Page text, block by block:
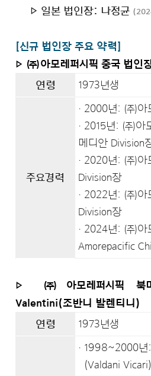
▷ 일본 법인장: 나정균
[신규 법인장 주요 약력]
▷ ㈜아모레퍼시픽 중국 법인
연령
1973년생
주요경력
· 2000년: ㈜아
· 2015년: ㈜아
메디안 Division
· 2020년: ㈜아
Division장
· 2022년: ㈜아
Division장
· 2024년: ㈜아
Amorepacific
▷ ㈜아모레퍼시픽 북
Valentini(조반니 발렌티니)
연령
1973년생
1998~2000년
(Valdani